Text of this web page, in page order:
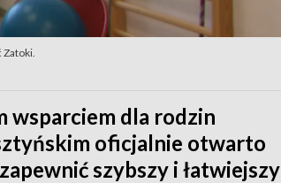
wsparciem dla rodzin
oficjalnie otwarto
szybszy i łatwiejszy